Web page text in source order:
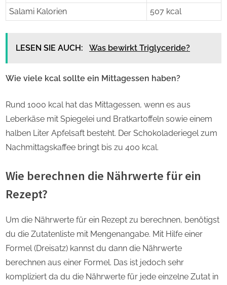
Salami Kalorien
507 kcal
LESEN SIE AUCH: Was bewirkt Triglyceride?
Wie viele kcal sollte ein Mittagessen haben?
Rund 1000 kcal hat das Mittagessen, wenn es aus
Leberkäse mit Spiegelei und Bratkartoffeln sowie einem
halben Liter Apfelsaft besteht. Der Schokoladeriegel zum
Nachmittagskaffee bringt bis zu 400 kcal.
Wie berechnen die Nährwerte für ein
Rezept?
Um die Nährwerte für ein Rezept zu berechnen, benötigst
du die Zutatenliste mit Mengenangabe. Mit Hilfe einer
Formel (Dreisatz) kannst du dann die Nährwerte
berechnen aus einer Formel. Das ist jedoch sehr
kompliziert da du die Nährwerte für jede einzelne Zutat in